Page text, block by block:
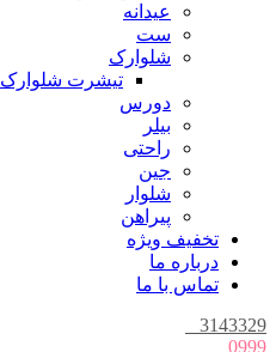
عیدانه
ست
شلوارک
تیشرت شلوارک
دورس
بیلر
راحتی
جین
شلوار
پیراهن
تخفیف ویژه
درباره ما
تماس با ما
3143329
0999